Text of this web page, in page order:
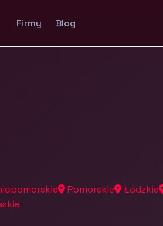
Firmy Blog
Pomorskie Łódzkie